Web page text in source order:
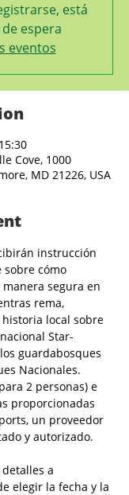
está
espera
eventos
Cove, 1000
MD 21226, USA
instrucción
cómo
segura en
rema,
local sobre
Star-
guardabosques
Nacionales.
2 personas) e
proporcionadas
un proveedor
y autorizado.
a
elegir la fecha y la